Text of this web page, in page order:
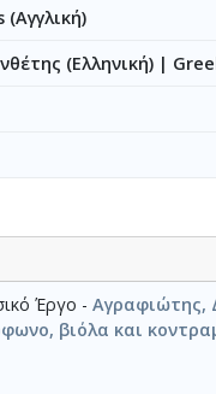
(Ελληνική) |
Έργο - Αγραφιώτης,
βιόλα και